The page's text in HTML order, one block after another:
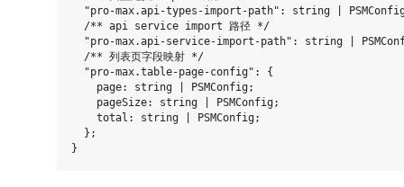
"pro-max.api-types-import-path": string |
  /** api service import 路径 */
"pro-max.api-service-import-path": string |
  /** 列表页字段映射 */
  "pro-max.table-page-config": {
    page: string | PSMConfig;
    pageSize: string | PSMConfig;
    total: string | PSMConfig;
  };